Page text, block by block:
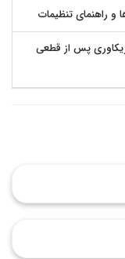
پس از قطعی